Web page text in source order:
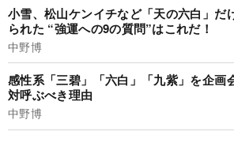
小雪、松山ケンイチなど「天の六白」だ
られた “強運への9の質問”はこれだ！
中野博
感性系「三碧」「六白」「九紫」を企画
対呼ぶべき理由
中野博